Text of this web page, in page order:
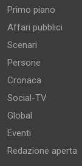
Primo piano
Affari pubblici
Scenari
Persone
Cronaca
Social-TV
Global
Eventi
Redazione aperta